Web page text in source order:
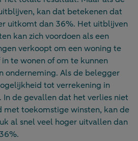
kan dat betekenen dat
uitkomt dan 36%. Het uitblijven
kan zich voordoen als een
verkoopt om een woning te
te wonen of om te kunnen
onderneming. Als de belegger
tot verrekening in
de gevallen dat het verlies niet
met toekomstige winsten, kan de
al snel veel hoger uitvallen dan